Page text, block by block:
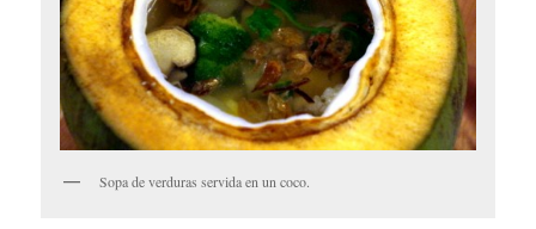
Sopa de verduras servida en un coco.